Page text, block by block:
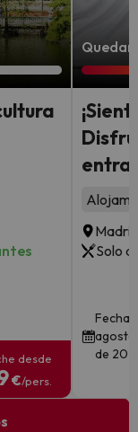
desde
€/pers.
Madrid
Solo
agosto
de